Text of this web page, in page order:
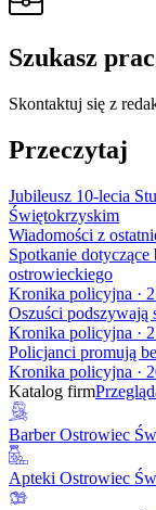
Szukasz
Skontaktuj się z
Przeczytaj
Jubileusz 10-lecia
Świętokrzyskim
Wiadomości z
Spotkanie
ostrowieckiego
Kronika policyjna ·
Oszuści
Kronika policyjna ·
Policjanci promują
Kronika policyjna ·
Katalog firm
Barber Ostrowiec
Apteki Ostrowiec